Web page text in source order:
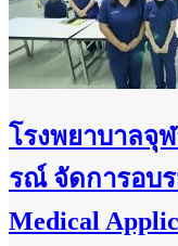
โรงพยาบาลจุ
รณ์ จัดการอบร
Medical